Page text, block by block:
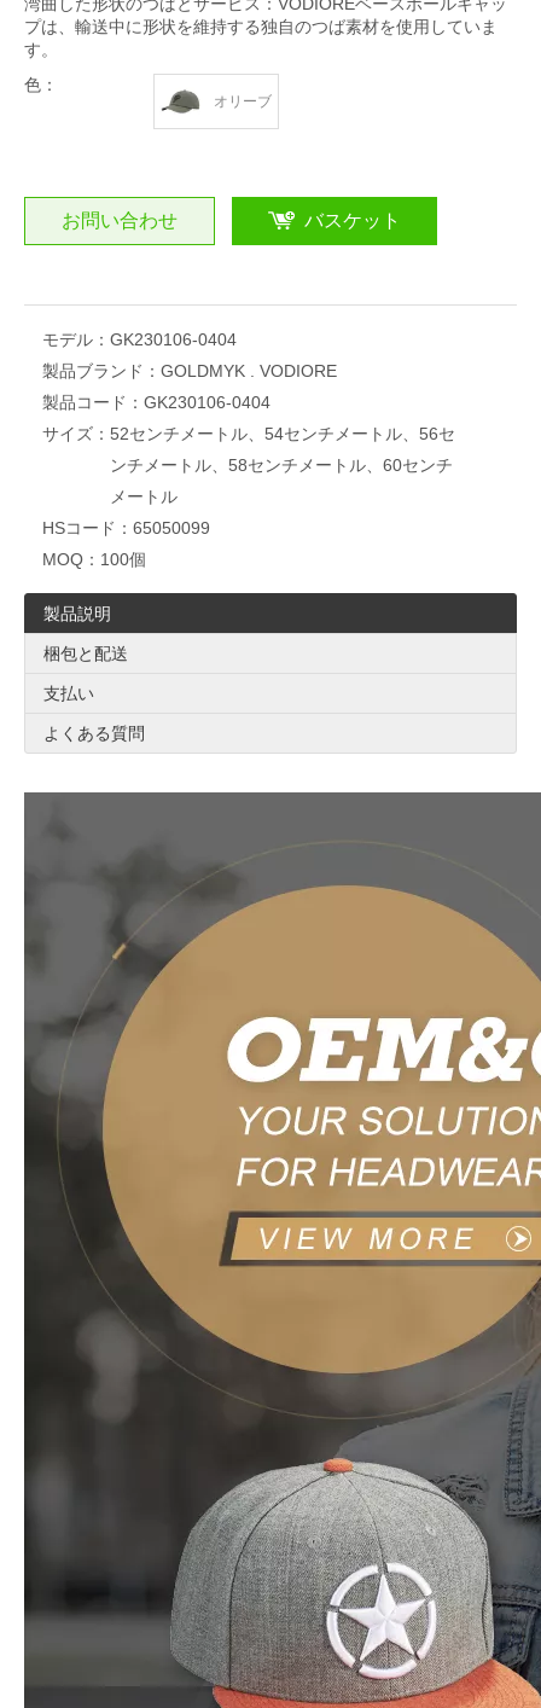
プは、輸送中に形状を維持する独自のつば素材を使用していま
す。
色：
オリーブ
お問い合わせ バスケット
モデル： GK230106-0404
製品ブランド： GOLDMYK . VODIORE
製品コード： GK230106-0404
サイズ： 52センチメートル、54センチメートル、56セ
ンチメートル、58センチメートル、60センチ
メートル
HSコード： 65050099
MOQ： 100個
製品説明
梱包と配送
支払い
よくある質問